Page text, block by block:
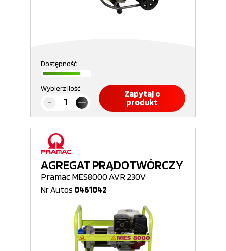
Dostępność
Wybierz ilość
Zapytaj o
produkt
AGREGAT PRĄDOTWÓRCZY
Pramac MES8000 AVR 230V
Nr Autos 0461042